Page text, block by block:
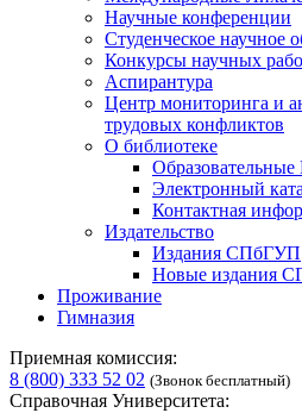
Научные конференции
Студенческое научное
Конкурсы научных
Аспирантура
Центр мониторинга и
трудовых конфликтов
О библиотеке
Электронный
Контактная
Издательство
Издания СПбГУП
Новые издания
Проживание
Гимназия
Приемная комиссия:
8 (800) 333 52 02 (Звонок бесплатный)
Справочная Университета: